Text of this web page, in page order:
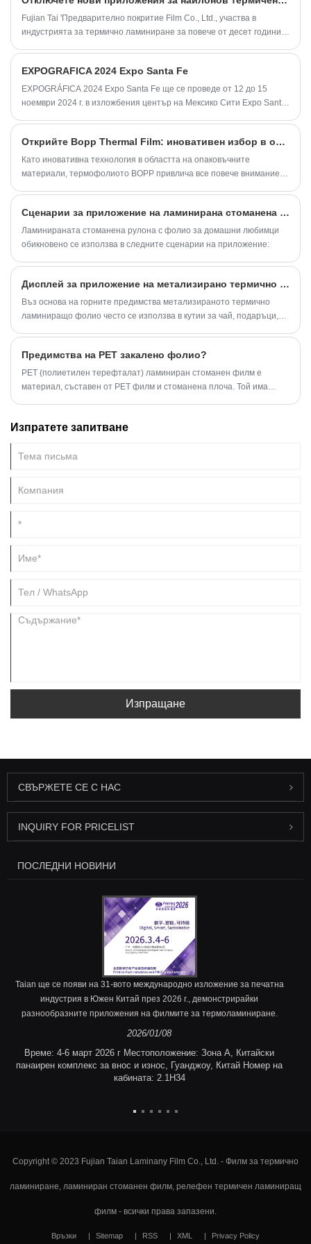
Fujian Tai 'Предварително покритие Film Co., Ltd., участва в
индустрията за термично ламиниране за повече от десет години,
разработени BOPP, PET, CPP, PVC, PLA, BOPA, PP и т.н., повече
материали са в процес на разработка, приветстват
заинтересовани клиенти, за да се консултират и сътрудничат!
EXPOGRAFICA 2024 Expo Santa Fe
EXPOGRÁFICA 2024 Expo Santa Fe ще се проведе от 12 до 15
ноември 2024 г. в изложбения център на Мексико Сити Expo Santa
дистрибуторите на печатарската индустрия, с изложбена площ от
около 22 000 квадратни метра.
Открийте Bopp Thermal Film: иновативен избор в областта на опаковането
Като иновативна технология в областта на опаковъчните
материали, термофолиото BOPP привлича все повече внимание с
Сценарии за приложение на ламинирана стоманена рулона за домашни любимци
Ламинираната стоманена рулона с фолио за домашни любимци
обикновено се използва в следните сценарии на приложение:
Дисплей за приложение на метализирано термично ламиниране
Въз основа на горните предимства метализираното термично
ламиниращо фолио често се използва в кутии за чай, подаръци,
също така може да се използва за задържани карти, карти, карти
за игра, картон и друга продукция, могат да бъдат разработени
повече приложения, приветствайте клиенти по целия свят да си
Предимства на PET закалено фолио?
PET (полиетилен терефталат) ламиниран стоманен филм е
материал, съставен от PET филм и стоманена плоча. Той има
Изпратете запитване
Изпращане
СВЪРЖЕТЕ СЕ С НАС
INQUIRY FOR PRICELIST
ПОСЛЕДНИ НОВИНИ
Taian ще се появи на 31-вото международно изложение за печатна
индустрия в Южен Китай през 2026 г., демонстрирайки
разнообразните приложения на филмите за термоламиниране.
2026/01/08
Време: 4-6 март 2026 г Местоположение: Зона A, Китайски
панаирен комплекс за внос и износ, Гуанджоу, Китай Номер на
кабината: 2.1H34
Copyright © 2023 Fujian Taian Laminany Film Co., Ltd. - Филм за термично
ламиниране, ламиниран стоманен филм, релефен термичен ламиниращ
филм - всички права запазени.
Връзки Sitemap RSS XML Privacy Policy